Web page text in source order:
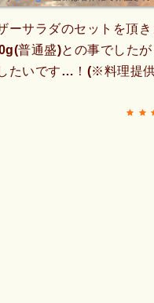
ーサラダのセットを頂
普通盛)との事でした
たいです…！(※料理提